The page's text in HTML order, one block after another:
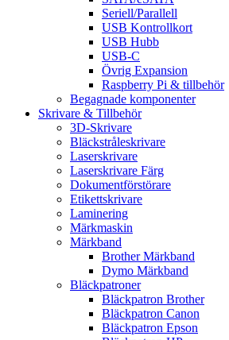
Seriell/Parallell
USB Kontrollkort
USB Hubb
USB-C
Övrig Expansion
Raspberry Pi & tillbehör
Begagnade komponenter
Skrivare & Tillbehör
3D-Skrivare
Bläckstråleskrivare
Laserskrivare
Laserskrivare Färg
Dokumentförstörare
Etikettskrivare
Laminering
Märkmaskin
Märkband
Brother Märkband
Dymo Märkband
Bläckpatroner
Bläckpatron Brother
Bläckpatron Canon
Bläckpatron Epson